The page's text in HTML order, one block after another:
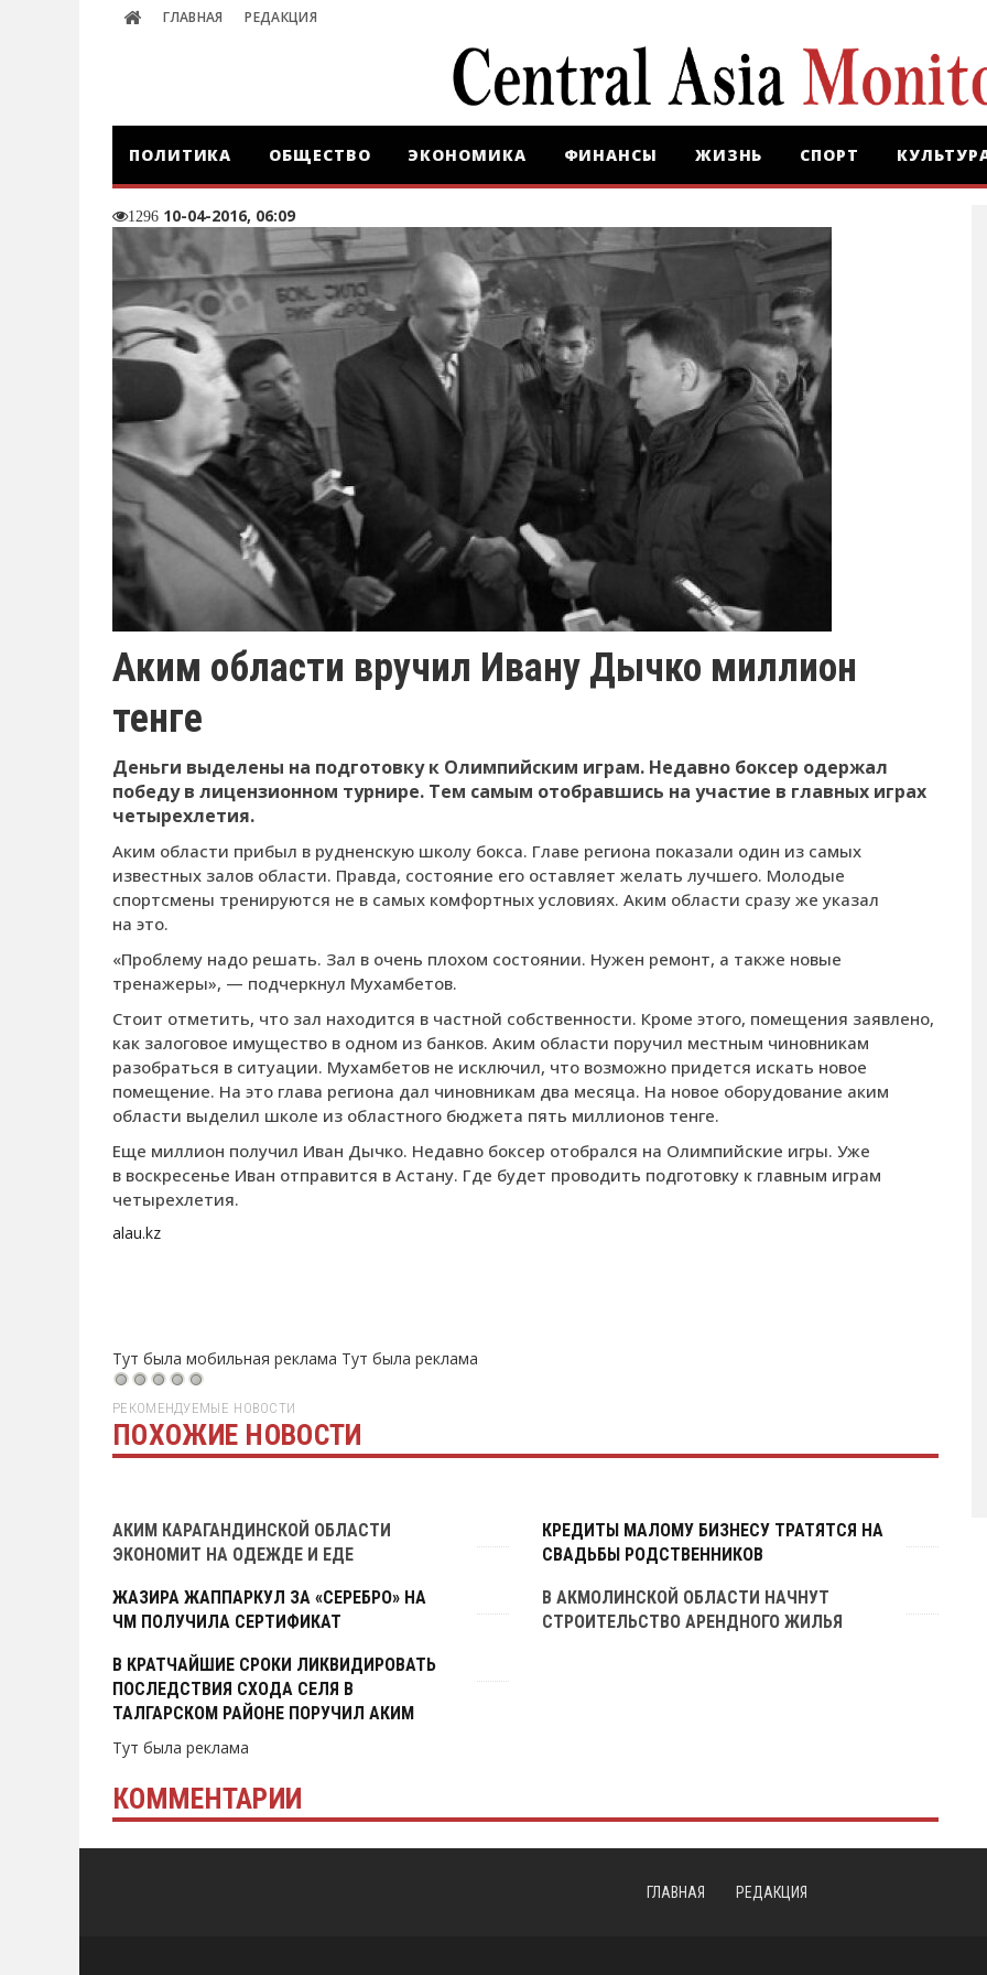
ГЛАВНАЯ РЕДАКЦИЯ
ПОЛИТИКА ОБЩЕСТВО ЭКОНОМИКА ФИНАНСЫ ЖИЗНЬ СПОРТ
1296 10-04-2016, 06:09
Аким области вручил Ивану Дычко миллион
тенге
Деньги выделены на подготовку к Олимпийским играм. Недавно боксер одержал
победу в лицензионном турнире. Тем самым отобравшись на участие в главных играх
четырехлетия.
Аким области прибыл в рудненскую школу бокса. Главе региона показали один из самых
известных залов области. Правда, состояние его оставляет желать лучшего. Молодые
спортсмены тренируются не в самых комфортных условиях. Аким области сразу же указал
на это.
«Проблему надо решать. Зал в очень плохом состоянии. Нужен ремонт, а также новые
тренажеры», — подчеркнул Мухамбетов.
Стоит отметить, что зал находится в частной собственности. Кроме этого, помещения заявлено,
как залоговое имущество в одном из банков. Аким области поручил местным чиновникам
разобраться в ситуации. Мухамбетов не исключил, что возможно придется искать новое
помещение. На это глава региона дал чиновникам два месяца. На новое оборудование аким
области выделил школе из областного бюджета пять миллионов тенге.
Еще миллион получил Иван Дычко. Недавно боксер отобрался на Олимпийские игры. Уже
в воскресенье Иван отправится в Астану. Где будет проводить подготовку к главным играм
четырехлетия.
alau.kz
Тут была мобильная реклама Тут была реклама
РЕКОМЕНДУЕМЫЕ НОВОСТИ
ПОХОЖИЕ НОВОСТИ
Тут была реклама
АКИМ КАРАГАНДИНСКОЙ ОБЛАСТИ
ЭКОНОМИТ НА ОДЕЖДЕ И ЕДЕ
КРЕДИТЫ МАЛОМУ БИЗНЕСУ ТРАТЯТСЯ НА
СВАДЬБЫ РОДСТВЕННИКОВ
ЖАЗИРА ЖАППАРКУЛ ЗА «СЕРЕБРО» НА
ЧМ ПОЛУЧИЛА СЕРТИФИКАТ
В АКМОЛИНСКОЙ ОБЛАСТИ НАЧНУТ
СТРОИТЕЛЬСТВО АРЕНДНОГО ЖИЛЬЯ
В КРАТЧАЙШИЕ СРОКИ ЛИКВИДИРОВАТЬ
ПОСЛЕДСТВИЯ СХОДА СЕЛЯ В
ТАЛГАРСКОМ РАЙОНЕ ПОРУЧИЛ АКИМ
Тут была реклама
КОММЕНТАРИИ
ГЛАВНАЯ РЕДАКЦИЯ